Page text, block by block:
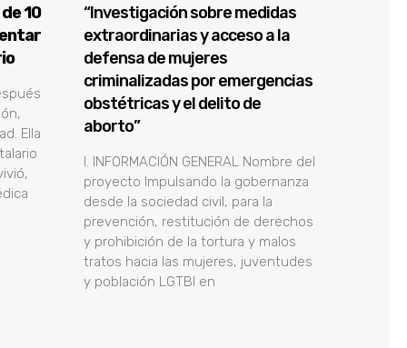
10
Ella
“Investigación sobre medidas
extraordinarias y acceso a la
defensa de mujeres
criminalizadas por emergencias
obstétricas y el delito de
aborto”
l. INFORMACIÓN GENERAL Nombre del
proyecto Impulsando la gobernanza
desde la sociedad civil, para la
prevención, restitución de derechos
y prohibición de la tortura y malos
tratos hacia las mujeres, juventudes
y población LGTBI en